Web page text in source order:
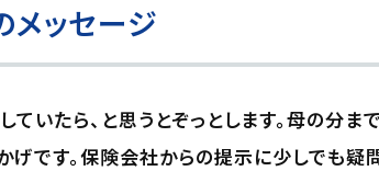
メッセージ
ていたら、と思うとぞっとします。母の分
です。保険会社からの提示に少しでも疑